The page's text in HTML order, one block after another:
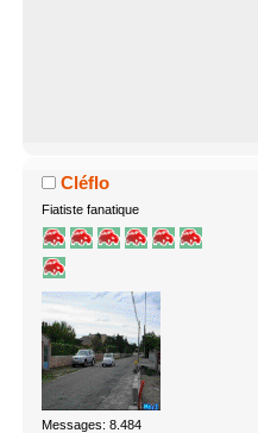
Cléflo
Fiatiste fanatique
Messages: 8.484